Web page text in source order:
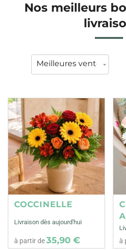
Nos meilleurs
COCCINELLE
Livraison dès aujourd'hui
à partir de35,90 € à